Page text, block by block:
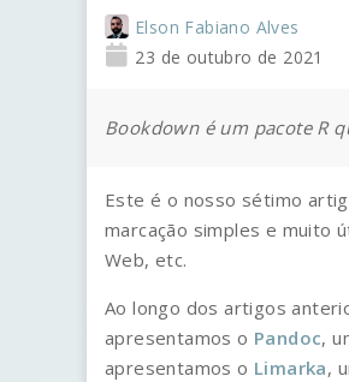
Elson Fabiano Alves
23 de outubro de 2021
Bookdown é um pacote R
Este é o nosso sétimo
marcação simples e muito
Web, etc.
Ao longo dos artigos
apresentamos o Pandoc,
apresentamos o Limarka,